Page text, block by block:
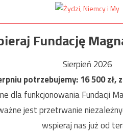
Fundację
Sierpień 2026
potrzebujemy:16 500zł,
dla funkcjonowania Fundacji
jest przetrwanie
wspieraj nas już od